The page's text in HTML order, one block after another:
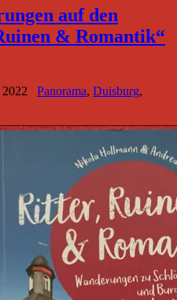
auf den
& Romantik“
Panorama, Duisburg,